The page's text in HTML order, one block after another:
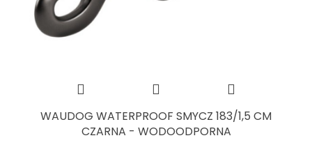
WAUDOG WATERPROOF SMYCZ 183/1,5 CM
CZARNA - WODOODPORNA